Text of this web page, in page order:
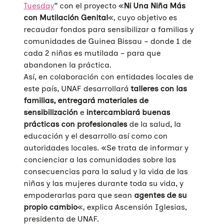
Tuesday” con el proyecto «Ni Una Niña Más
con Mutilación Genital«, cuyo objetivo es
recaudar fondos para sensibilizar a familias y
comunidades de Guinea Bissau – donde 1 de
cada 2 niñas es mutilada – para que
abandonen la práctica.
Así, en colaboración con entidades locales de
este país, UNAF desarrollará talleres con las
familias, entregará materiales de
sensibilización e intercambiará buenas
prácticas con profesionales de la salud, la
educación y el desarrollo así como con
autoridades locales. «Se trata de informar y
concienciar a las comunidades sobre las
consecuencias para la salud y la vida de las
niñas y las mujeres durante toda su vida, y
empoderarlas para que sean agentes de su
propio cambio«, explica Ascensión Iglesias,
presidenta de UNAF.